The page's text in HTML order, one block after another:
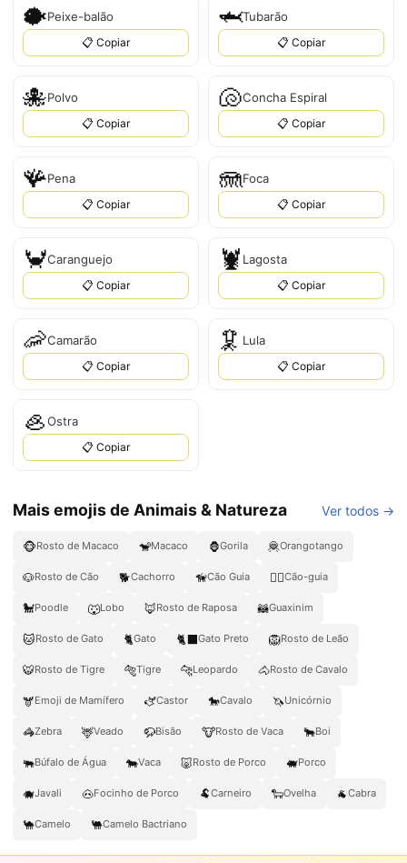
🐡Peixe-balão
📋 Copiar
🦈Tubarão
📋 Copiar
🐙Polvo
📋 Copiar
🐚Concha Espiral
📋 Copiar
🪸Pena
📋 Copiar
🪼Foca
📋 Copiar
🦀Caranguejo
📋 Copiar
🦞 Lagosta
📋 Copiar
🦐Camarão
📋 Copiar
🦑 Lula
📋 Copiar
🦪Ostra
📋 Copiar
Mais emojis de Animais & Natureza Ver todos →
🐵Rosto de Macaco 🐒Macaco 🦍Gorila 🦧Orangotango
🐶Rosto de Cão 🐕Cachorro 🦮Cão Guia 🐕‍🦺Cão-guia
🐩Poodle 🐺Lobo 🦊Rosto de Raposa 🦝Guaxinim
🐱Rosto de Gato 🐈Gato 🐈‍⬛Gato Preto 🦁Rosto de Leão
🐯Rosto de Tigre 🐅Tigre 🐆Leopardo 🐴Rosto de Cavalo
🫎Emoji de Mamífero 🫏Castor 🐎Cavalo 🦄Unicórnio
🦓Zebra 🦌Veado 🦬Bisão 🐮Rosto de Vaca 🐂Boi
🐃Búfalo de Água 🐄Vaca 🐷Rosto de Porco 🐖Porco
🐗Javali 🐽Focinho de Porco 🐏Carneiro 🐑Ovelha 🐐Cabra
🐪Camelo 🐫Camelo Bactriano